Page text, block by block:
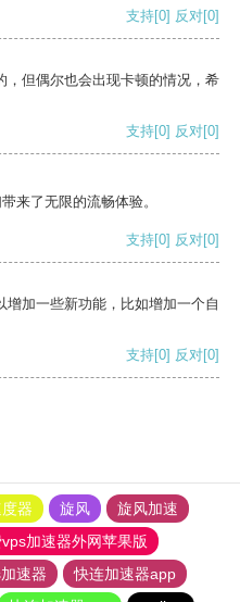
支持[0] 反对[0]
，但偶尔也会出现卡顿的情况，希
支持[0] 反对[0]
来了无限的流畅体验。
支持[0] 反对[0]
加一些新功能，比如增加一个自
支持[0] 反对[0]
器 旋风
旋风加速
加速器外网苹果版
速器
快连加速器app